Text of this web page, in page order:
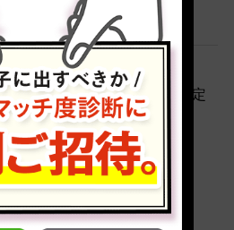
ご入金
結果はメールでお知らせ。査定
がOKなら金額をお支払い！